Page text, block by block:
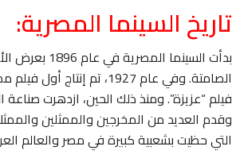
تاريخ السينما المصرية:
بدأت السينما
الصامتة. وفي عام 1927، تم
فيلم “عزيزة”. ومنذ ذلك الحين، ازدهرت صناعة
وقدم العديد من المخرجين والممثلين
التي حظيت بشعبية كبيرة في مصر والعالم